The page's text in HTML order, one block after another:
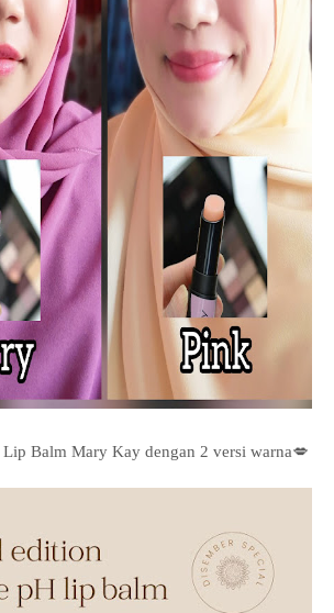
Balm Mary Kay dengan 2 versi warna💋